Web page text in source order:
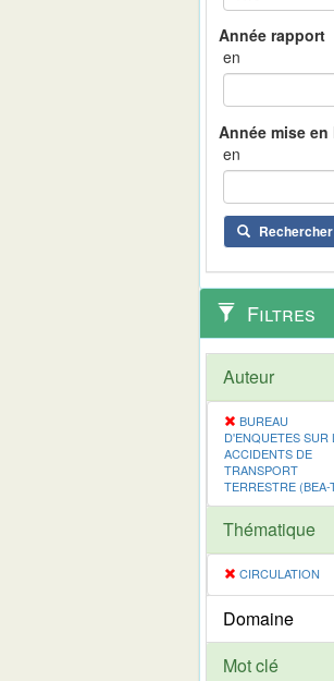
en
en
Rechercher
Filtres
Auteur
BUREAU
D'ENQUETES SUR
ACCIDENTS DE
TRANSPORT
TERRESTRE (BEA-
Thématique
CIRCULATION
Domaine
Mot clé